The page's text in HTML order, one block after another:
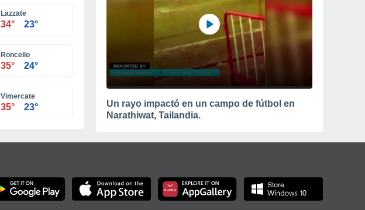
Lazzate
34° 23°
Roncello
35° 24°
Vimercate
35° 23°
Un rayo impactó en un campo de fútbol en
Narathiwat, Tailandia.